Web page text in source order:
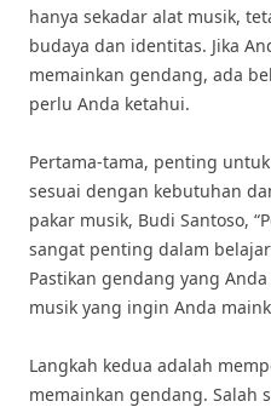
hanya sekadar alat musik,
budaya dan identitas. Jika
memainkan gendang, ada
perlu Anda ketahui.
Pertama-tama, penting
sesuai dengan kebutuhan
pakar musik, Budi Santoso,
sangat penting dalam
Pastikan gendang yang
musik yang ingin Anda
Langkah kedua adalah
memainkan gendang. Salah